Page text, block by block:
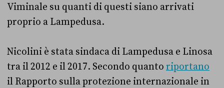
Viminale su quanti di questi siano arrivati
proprio a Lampedusa.
Nicolini è stata sindaca di Lampedusa e Linosa
tra il 2012 e il 2017. Secondo quanto riportano
il Rapporto sulla protezione internazionale in